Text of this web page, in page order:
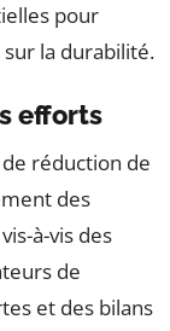
pour
la durabilité.
efforts
réduction de
des
à-vis des
de
et des bilans